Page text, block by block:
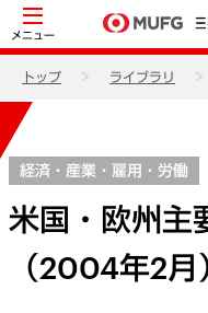
メニュー
トップ ライブラリ
経済・産業・雇用・労働
米国・欧州主
（2004年2月